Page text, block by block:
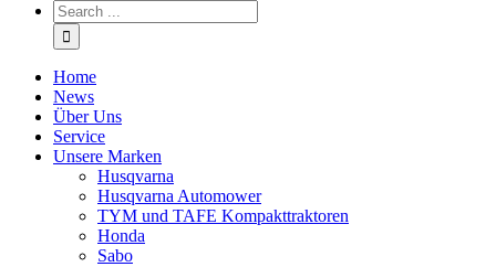
Home
News
Über Uns
Service
Unsere Marken
Husqvarna
Husqvarna Automower
TYM und TAFE Kompakttraktoren
Honda
Sabo